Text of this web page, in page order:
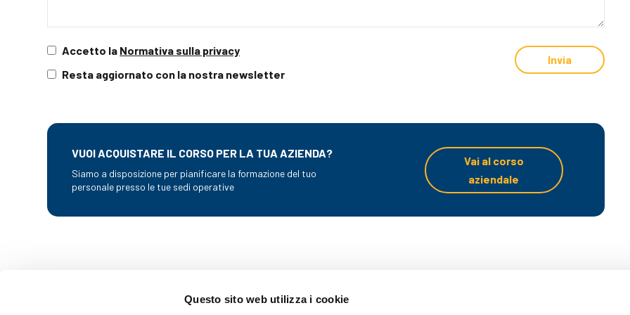
Questo sito web utilizza i cookie
Accetto la Normativa sulla privacy
Resta aggiornato con la nostra newsletter
VUOI ACQUISTARE IL CORSO PER LA TUA AZIENDA?
Siamo a disposizione per pianificare la formazione del tuo
personale presso le tue sedi operative
Vai al corso
aziendale